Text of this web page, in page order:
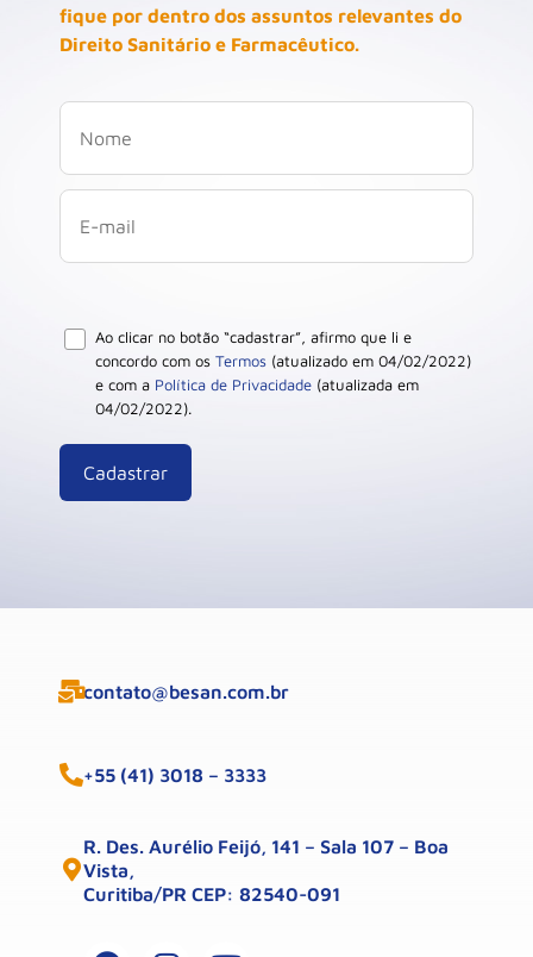
fique por dentro dos assuntos relevantes do
Direito Sanitário e Farmacêutico.
Ao clicar no botão “cadastrar”, afirmo que li e
concordo com os Termos (atualizado em 04/02/2022)
e com a Política de Privacidade (atualizada em
04/02/2022).
contato@besan.com.br
+55 (41) 3018 – 3333
R. Des. Aurélio Feijó, 141 – Sala 107 – Boa
Vista,
Curitiba/PR CEP: 82540-091